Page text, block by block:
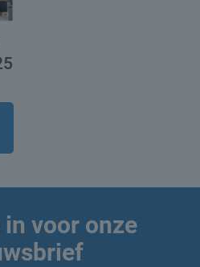
voor onze